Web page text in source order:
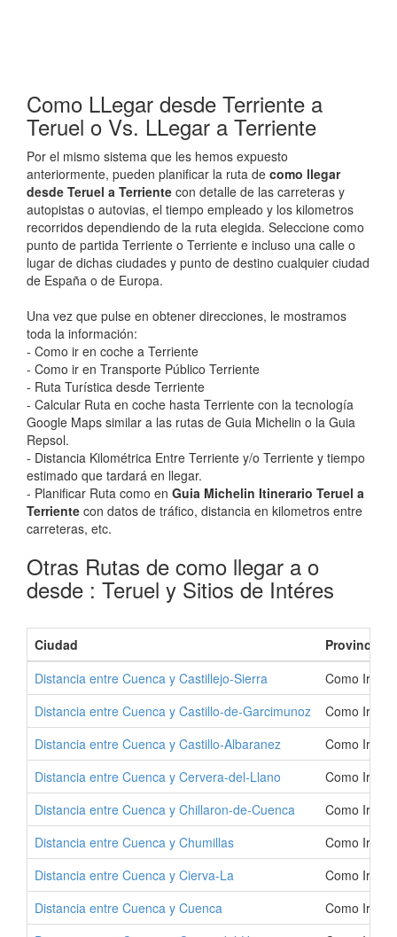
Como LLegar desde Terriente a
Teruel o Vs. LLegar a Terriente
Por el mismo sistema que les hemos expuesto
anteriormente, pueden planificar la ruta de como llegar
desde Teruel a Terriente con detalle de las carreteras y
autopistas o autovias, el tiempo empleado y los kilometros
recorridos dependiendo de la ruta elegida. Seleccione como
punto de partida Terriente o Terriente e incluso una calle o
lugar de dichas ciudades y punto de destino cualquier ciudad
de España o de Europa.
Una vez que pulse en obtener direcciones, le mostramos
toda la información:
- Como ir en coche a Terriente
- Como ir en Transporte Público Terriente
- Ruta Turística desde Terriente
- Calcular Ruta en coche hasta Terriente con la tecnología
Google Maps similar a las rutas de Guia Michelin o la Guia
Repsol.
- Distancia Kilométrica Entre Terriente y/o Terriente y tiempo
estimado que tardará en llegar.
- Planificar Ruta como en Guia Michelin Itinerario Teruel a
Terriente con datos de tráfico, distancia en kilometros entre
carreteras, etc.
Otras Rutas de como llegar a o
desde : Teruel y Sitios de Intéres
Ciudad
Provincia
Distancia entre Cuenca y Castillejo-Sierra
Como Ir a
Distancia entre Cuenca y Castillo-de-Garcimunoz
Como Ir a
Distancia entre Cuenca y Castillo-Albaranez
Como Ir a
Distancia entre Cuenca y Cervera-del-Llano
Como Ir a
Distancia entre Cuenca y Chillaron-de-Cuenca
Como Ir a
Distancia entre Cuenca y Chumillas
Como Ir a
Distancia entre Cuenca y Cierva-La
Como Ir a
Distancia entre Cuenca y Cuenca
Como Ir a